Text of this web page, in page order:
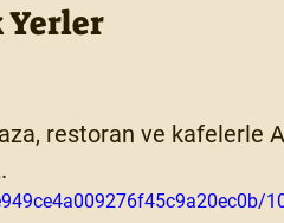
Yerler
restoran ve kafelerle